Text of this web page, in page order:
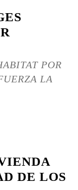
POR
LA
DE LOS